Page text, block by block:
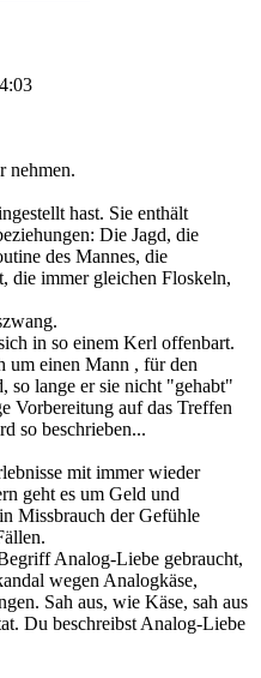
nehmen.
hast. Sie enthält
Die Jagd, die
des Mannes, die
die immer gleichen Floskeln,
in so einem Kerl offenbart.
um einen Mann , für den
so lange er sie nicht "gehabt"
Vorbereitung auf das Treffen
so beschrieben...
mit immer wieder
geht es um Geld und
Missbrauch der Gefühle
Analog-Liebe gebraucht,
wegen Analogkäse,
Sah aus, wie Käse, sah aus
Du beschreibst Analog-Liebe